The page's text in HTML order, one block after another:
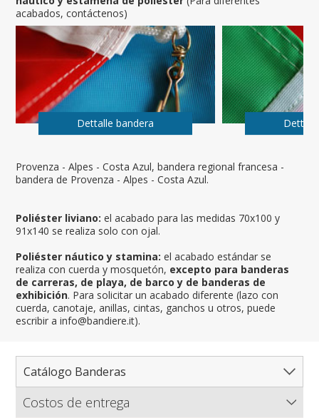
Provenza - Alpes - Costa Azul, bandera regional francesa -
bandera de Provenza - Alpes - Costa Azul.
Poliéster liviano: el acabado para las medidas 70x100 y
91x140 se realiza solo con ojal.
Poliéster náutico y stamina: el acabado estándar se
realiza con cuerda y mosquetón, excepto para banderas
de carreras, de playa, de barco y de banderas de
exhibición. Para solicitar un acabado diferente (lazo con
cuerda, canotaje, anillas, cintas, ganchos u otros, puede
escribir a info@bandiere.it).
acabados, contáctenos)
Dettalle bandera
Catálogo Banderas
Catálogo completo de banderas
Costos de entrega